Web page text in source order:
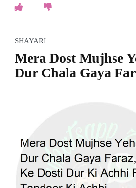
SHAYARI
Mera Dost Mujhse
Dur Chala Gaya